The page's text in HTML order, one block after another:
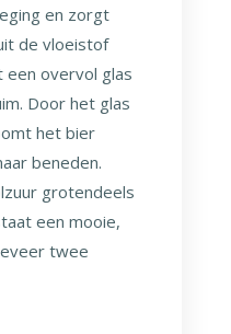
en zorgt
de vloeistof
overvol glas
Door het glas
het bier
beneden.
grotendeels
een mooie,
twee